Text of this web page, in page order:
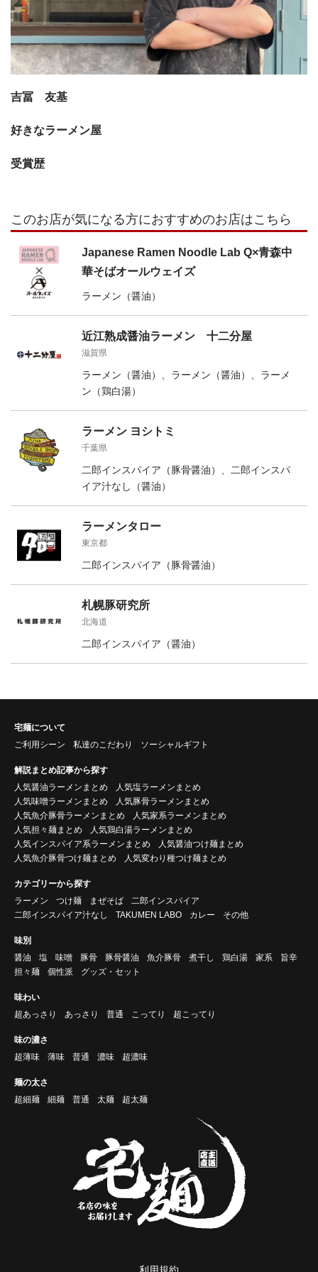
吉冨 友基
好きなラーメン屋
受賞歴
このお店が気になる方におすすめのお店はこちら
Japanese Ramen Noodle Lab Q×青森中
華そばオールウェイズ
ラーメン（醤油）
近江熟成醤油ラーメン 十二分屋
滋賀県
ラーメン（醤油）、ラーメン（醤油）、ラーメ
ン（鶏白湯）
ラーメン ヨシトミ
千葉県
二郎インスパイア（豚骨醤油）、二郎インスパ
イア汁なし（醤油）
ラーメンタロー
東京都
二郎インスパイア（豚骨醤油）
札幌豚研究所
北海道
二郎インスパイア（醤油）
宅麺について
ご利用シーン
私達のこだわり ソーシャルギフト
解説まとめ記事から探す
人気醤油ラーメンまとめ
人気塩ラーメンまとめ
人気味噌ラーメンまとめ
人気豚骨ラーメンまとめ
人気魚介豚骨ラーメンまとめ
人気家系ラーメンまとめ
人気担々麺まとめ
人気鶏白湯ラーメンまとめ
人気インスパイア系ラーメンまとめ
人気醤油つけ麺まとめ
人気魚介豚骨つけ麺まとめ
人気変わり種つけ麺まとめ
カテゴリーから探す
ラーメン
つけ麺 まぜそば
二郎インスパイア
二郎インスパイア汁なし
TAKUMEN LABO カレー その他
味別
醤油
塩 味噌 豚骨 豚骨醤油 魚介豚骨 煮干し 鶏白湯 家系
旨辛
担々麺
個性派 グッズ・セット
味わい
超あっさり
あっさり 普通 こってり 超こってり
味の濃さ
超薄味
薄味 普通 濃味 超濃味
麺の太さ
超細麺
細麺 普通 太麺 超太麺
利用規約